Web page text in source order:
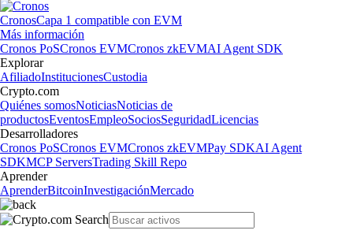
CronosCapa 1 compatible con EVM
Más información
Cronos PoSCronos EVMCronos zkEVMAI Agent SDK
Explorar
AfiliadoInstitucionesCustodia
Crypto.com
Quiénes somosNoticiasNoticias de
productosEventosEmpleoSociosSeguridadLicencias
Desarrolladores
Cronos PoSCronos EVMCronos zkEVMPay SDKAI Agent
SDKMCP ServersTrading Skill Repo
Aprender
AprenderBitcoinInvestigaciónMercado